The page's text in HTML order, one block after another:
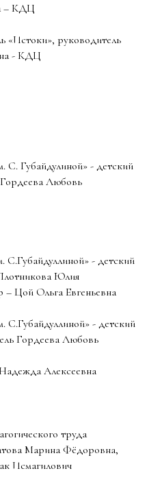
– КДЦ
руководитель
- КДЦ
- детский
Любовь
- детский
Юлия
– Цой Ольга Евгеньевна
- детский
Гордеева Любовь
Алексеевна
труда
Марина Фёдоровна,
Исмагилович